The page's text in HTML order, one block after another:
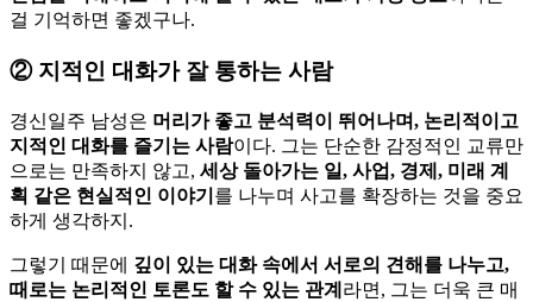
걸 기억하면 좋겠구나.
② 지적인 대화가 잘 통하는 사람
경신일주 남성은 머리가 좋고 분석력이 뛰어나며, 논리적이고
지적인 대화를 즐기는 사람이다. 그는 단순한 감정적인 교류만
으로는 만족하지 않고, 세상 돌아가는 일, 사업, 경제, 미래 계
획 같은 현실적인 이야기 를 나누며 사고를 확장하는 것을 중요
하게 생각하지.
그렇기 때문에 깊이 있는 대화 속에서 서로의 견해를 나누고,
때로는 논리적인 토론도 할 수 있는 관계 라면, 그는 더욱 큰 매